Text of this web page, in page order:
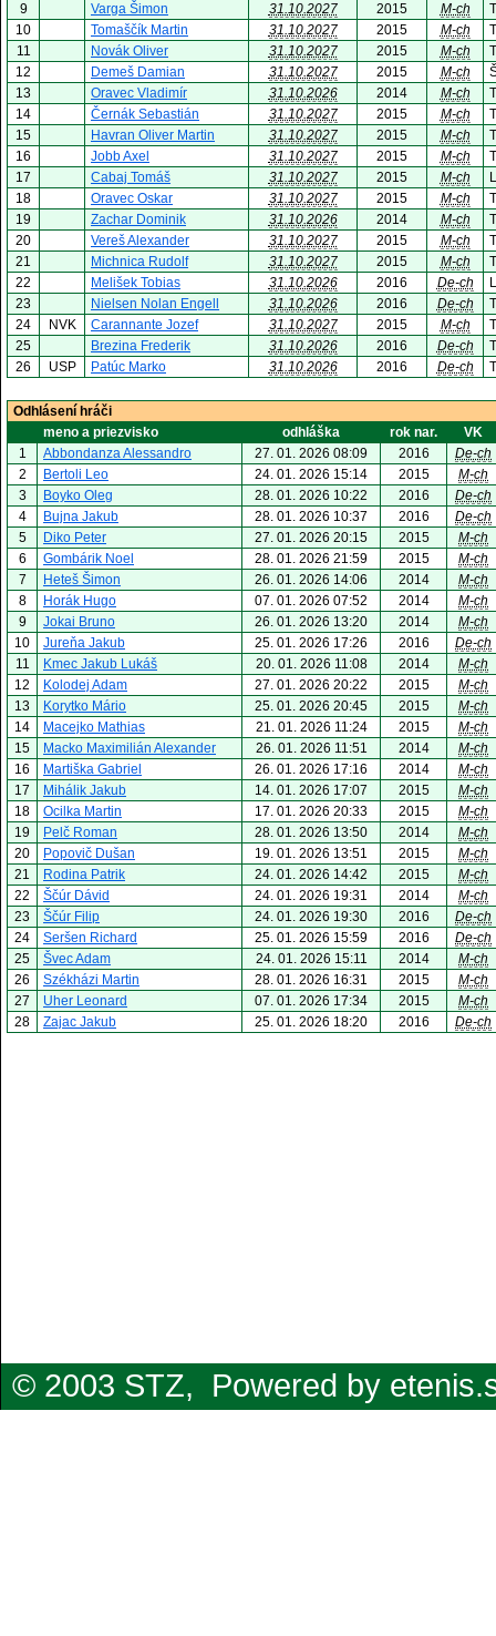
9
Varga Šimon 31.10.2027 2015 M-ch
10
Tomaščík Martin 31.10.2027 2015 M-ch
11
Novák Oliver 31.10.2027 2015 M-ch
12
Demeš Damian 31.10.2027 2015 M-ch
13
Oravec Vladimír 31.10.2026 2014 M-ch
14
Černák Sebastián 31.10.2027 2015 M-ch
15
Havran Oliver Martin 31.10.2027 2015 M-ch
16
Jobb Axel 31.10.2027 2015 M-ch
17
Cabaj Tomáš 31.10.2027 2015 M-ch
18
Oravec Oskar 31.10.2027 2015 M-ch
19
Zachar Dominik 31.10.2026 2014 M-ch
20
Vereš Alexander 31.10.2027 2015 M-ch
21
Michnica Rudolf 31.10.2027 2015 M-ch
22
Melišek Tobias 31.10.2026 2016 De-ch
23
Nielsen Nolan Engell 31.10.2026 2016 De-ch
24
NVK Carannante Jozef 31.10.2027 2015 M-ch
25
Brezina Frederik 31.10.2026 2016 De-ch
26
USP Patúc Marko 31.10.2026 2016 De-ch
Odhlásení hráči
meno a priezvisko
odhláška rok nar.
VK
1
Abbondanza Alessandro 27. 01. 2026 08:09 2016
De-ch
2
Bertoli Leo 24. 01. 2026 15:14 2015
M-ch
3
Boyko Oleg 28. 01. 2026 10:22 2016
De-ch
4
Bujna Jakub 28. 01. 2026 10:37 2016
De-ch
5
Diko Peter 27. 01. 2026 20:15 2015
M-ch
6
Gombárik Noel 28. 01. 2026 21:59 2015
M-ch
7
Heteš Šimon 26. 01. 2026 14:06 2014
M-ch
8
Horák Hugo 07. 01. 2026 07:52 2014
M-ch
9
Jokai Bruno 26. 01. 2026 13:20 2014
M-ch
10
Jureňa Jakub 25. 01. 2026 17:26 2016
De-ch
11
Kmec Jakub Lukáš 20. 01. 2026 11:08 2014
M-ch
12
Kolodej Adam 27. 01. 2026 20:22 2015
M-ch
13
Korytko Mário 25. 01. 2026 20:45 2015
M-ch
14
Macejko Mathias 21. 01. 2026 11:24 2015
M-ch
15
Macko Maximilián Alexander 26. 01. 2026 11:51 2014
M-ch
16
Martiška Gabriel 26. 01. 2026 17:16 2014
M-ch
17
Mihálik Jakub 14. 01. 2026 17:07 2015
M-ch
18
Ocilka Martin 17. 01. 2026 20:33 2015
M-ch
19
Pelč Roman 28. 01. 2026 13:50 2014
M-ch
20
Popovič Dušan 19. 01. 2026 13:51 2015
M-ch
21
Rodina Patrik 24. 01. 2026 14:42 2015
M-ch
22
Ščúr Dávid 24. 01. 2026 19:31 2014
M-ch
23
Ščúr Filip 24. 01. 2026 19:30 2016
De-ch
24
Seršen Richard 25. 01. 2026 15:59 2016
De-ch
25
Švec Adam 24. 01. 2026 15:11 2014
M-ch
26
Székházi Martin 28. 01. 2026 16:31 2015
M-ch
27
Uher Leonard 07. 01. 2026 17:34 2015
M-ch
28
Zajac Jakub 25. 01. 2026 18:20 2016 De-ch
© 2003 STZ, Powered by